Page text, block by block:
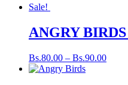
Sale!
ANGRY
Bs.80.00 – Bs.90.00